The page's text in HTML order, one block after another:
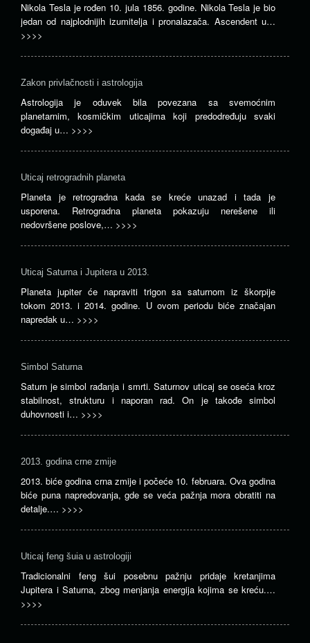
Nikola Tesla je rođen 10. jula 1856. godine. Nikola Tesla je bio
jedan od najplodnijih izumitelja i pronalazača. Ascendent u…
>>>>
Zakon privlačnosti i astrologija
Astrologija je oduvek bila povezana sa svemoćnim
planetarnim, kosmičkim uticajima koji predodređuju svaki
događaj u… >>>>
Uticaj retrogradnih planeta
Planeta je retrogradna kada se kreće unazad i tada je
usporena. Retrogradna planeta pokazuju nerešene ili
nedovršene poslove,… >>>>
Uticaj Saturna i Jupitera u 2013.
Planeta jupiter će napraviti trigon sa saturnom iz škorpije
tokom 2013. i 2014. godine. U ovom periodu biće značajan
napredak u… >>>>
Simbol Saturna
Saturn je simbol rađanja i smrti. Saturnov uticaj se oseća kroz
stabilnost, strukturu i naporan rad. On je takođe simbol
duhovnosti i… >>>>
2013. godina crne zmije
2013. biće godina crna zmije i počeće 10. februara. Ova godina
biće puna napredovanja, gde se veća pažnja mora obratiti na
detalje.… >>>>
Uticaj feng šuia u astrologiji
Tradicionalni feng šui posebnu pažnju pridaje kretanjima
Jupitera i Saturna, zbog menjanja energija kojima se kreću.…
>>>>